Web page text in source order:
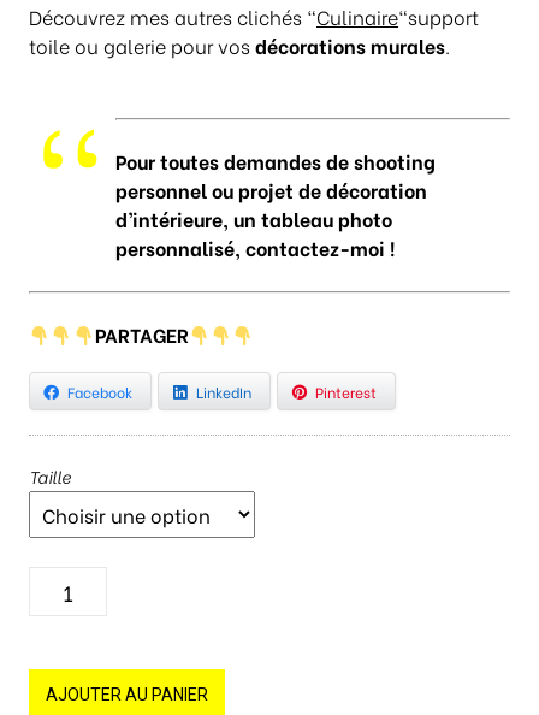
Découvrez mes autres clichés “Culinaire“support
toile ou galerie pour vosdécorations murales.
Pour toutes demandes de shooting
personnel ou projet de décoration
d’intérieure, un tableau photo
personnalisé, contactez-moi !
PARTAGER
Facebook LinkedIn Pinterest
Taille
q
u
n
AJOUTER AU PANIER